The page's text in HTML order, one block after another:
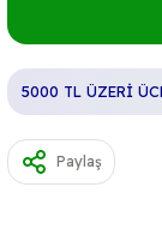
5000 TL ÜZERİ
Paylaş